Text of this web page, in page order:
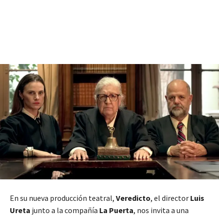
En su nueva producción teatral, Veredicto, el director Luis
Ureta junto a la compañía La Puerta, nos invita a una